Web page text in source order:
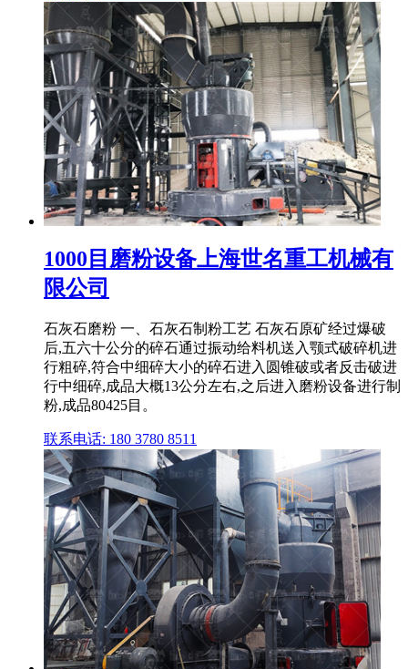
1000目磨粉设备上海世名重工机械有
限公司
石灰石磨粉 一、石灰石制粉工艺 石灰石原矿经过爆破
后,五六十公分的碎石通过振动给料机送入颚式破碎机进
行粗碎,符合中细碎大小的碎石进入圆锥破或者反击破进
行中细碎,成品大概13公分左右,之后进入磨粉设备进行制
粉,成品80425目。
联系电话: 180 3780 8511